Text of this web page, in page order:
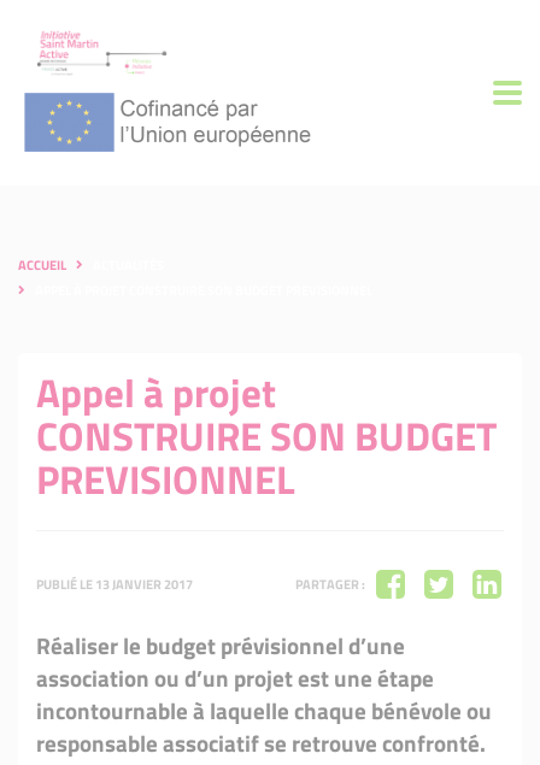
ACCUEIL
Appel à projet
CONSTRUIRE SON BUDGET
PREVISIONNEL
PUBLIÉ LE 13 JANVIER 2017 PARTAGER :
Réaliser le budget prévisionnel d’une
association ou d’un projet est une étape
incontournable à laquelle chaque bénévole ou
responsable associatif se retrouve confronté.